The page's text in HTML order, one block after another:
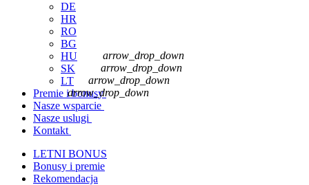
DE
HR
RO
BG
HU
SK
LT
Premie i bonusy
arrow_drop_down
Nasze wsparcie
arrow_drop_down
Nasze uslugi
arrow_drop_down
Kontakt
arrow_drop_down
LETNI BONUS
Bonusy i premie
Rekomendacja